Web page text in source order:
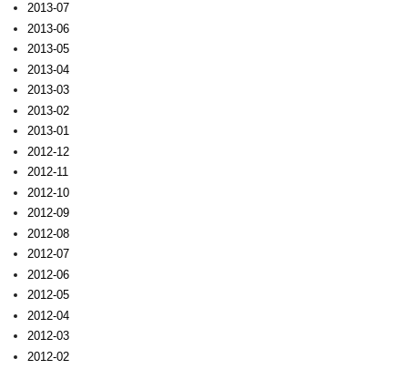
2013-07
2013-06
2013-05
2013-04
2013-03
2013-02
2013-01
2012-12
2012-11
2012-10
2012-09
2012-08
2012-07
2012-06
2012-05
2012-04
2012-03
2012-02